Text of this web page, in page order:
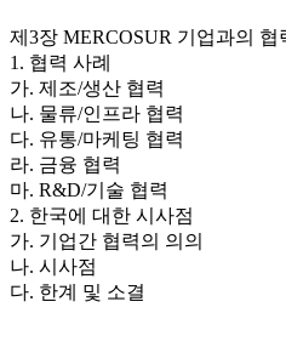
제3장 MERCOSUR 기업과의 협
1. 협력 사례
가. 제조/생산 협력
나. 물류/인프라 협력
다. 유통/마케팅 협력
라. 금융 협력
마. R&D/기술 협력
2. 한국에 대한 시사점
가. 기업간 협력의 의의
나. 시사점
다. 한계 및 소결